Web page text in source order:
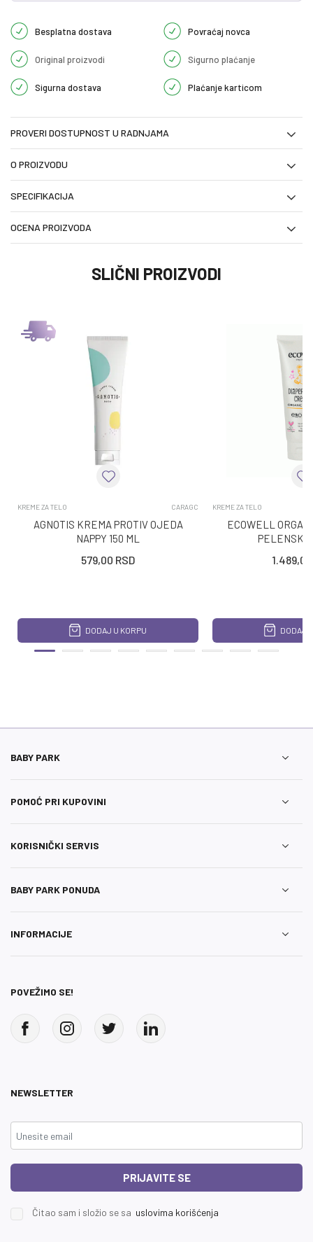
Besplatna dostava Povraćaj novca
Original proizvodi Sigurno plaćanje
Sigurna dostava Plaćanje karticom
PROVERI DOSTUPNOST U RADNJAMA
O PROIZVODU
SPECIFIKACIJA
OCENA PROIZVODA
SLIČNI PROIZVODI
KREME ZA TELO CARAGC
AGNOTIS KREMA PROTIV OJEDA
NAPPY 150 ML
579,00 RSD
DODAJ U KORPU
KREME ZA TELO
ECOWELL
PELENSKU
1.489,00
DODAJ
BABY PARK
POMOĆ PRI KUPOVINI
KORISNIČKI SERVIS
BABY PARK PONUDA
INFORMACIJE
POVEŽIMO SE!
NEWSLETTER
PRIJAVITE SE
Čitao sam i složio se sa uslovima korišćenja